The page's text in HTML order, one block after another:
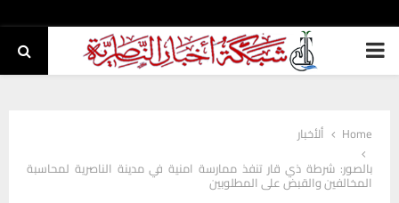
PRIMARY
Home
ألأخبار
بالصور: شرطة ذي قار تنفذ ممارسة امنية في مدينة الناصرية لمحاسبة
المخالفين والقبض على المطلوبين